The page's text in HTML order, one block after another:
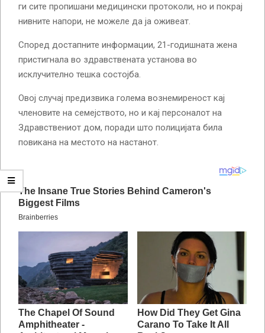
ги сите пропишани медицински протоколи, но и покрај
нивните напори, не можеле да ја оживеат.
Според достапните информации, 21-годишната жена
пристигнала во здравствената установа во
исклучително тешка состојба.
Овој случај предизвика голема вознемиреност кај
членовите на семејството, но и кај персоналот на
Здравствениот дом, поради што полицијата била
повикана на местото на настанот.